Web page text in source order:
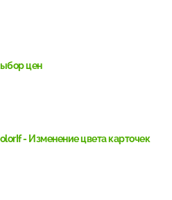
цен
- Изменение цвета карточек